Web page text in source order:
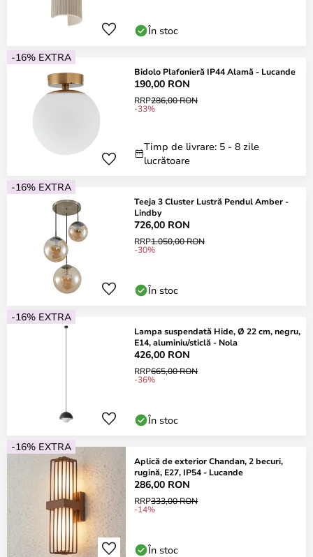
În stoc
-16% EXTRA
Bidolo Plafonieră IP44 Alamă - Lucande
190,00 RON
RRP286,00 RON
-33%
Timp de livrare: 5 - 8 zile
lucrătoare
-16% EXTRA
Teeja 3 Cluster Lustră Pendul Amber -
Lindby
726,00 RON
RRP1.050,00 RON
-30%
În stoc
-16% EXTRA
Lampa suspendată Hide, Ø 22 cm, negru,
E14, aluminiu/sticlă - Nola
426,00 RON
RRP665,00 RON
-36%
În stoc
-16% EXTRA
Aplică de exterior Chandan, 2 becuri,
rugină, E27, IP54 - Lucande
286,00 RON
RRP333,00 RON
-14%
În stoc